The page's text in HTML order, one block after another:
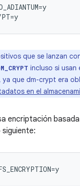
que se lanzan
incluso si usan
ya que dm-crypt era
en el
encriptación